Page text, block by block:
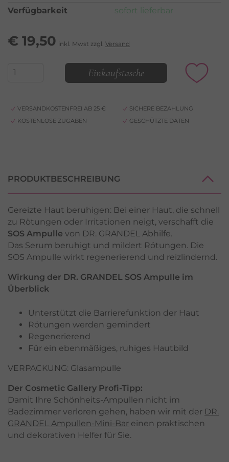
Verfügbarkeit
sofort lieferbar
€ 19,50 inkl. Mwst zzgl. Versand
Einkaufstasche
VERSANDKOSTENFREI AB 25 €
SICHERE BEZAHLUNG
KOSTENLOSE ZUGABEN
GESCHÜTZTE DATEN
PRODUKTBESCHREIBUNG
Gereizte Haut beruhigen: Bei einer Haut, die schnell
zu Rötungen oder Irritationen neigt, verschafft die
SOS Ampulle von DR. GRANDEL Abhilfe.
Das Serum beruhigt und mildert Rötungen. Die
SOS Ampulle wirkt regenerierend und reizlindernd.
Wirkung der DR. GRANDEL SOS Ampulle im
Überblick
Unterstützt die Barrierefunktion der Haut
Rötungen werden gemindert
Regenerierend
Für ein ebenmäßiges, ruhiges Hautbild
VERPACKUNG: Glasampulle
Der Cosmetic Gallery Profi-Tipp:
Damit Ihre Schönheits-Ampullen nicht im
Badezimmer verloren gehen, haben wir mit der DR.
GRANDEL Ampullen-Mini-Bar einen praktischen
und dekorativen Helfer für Sie.